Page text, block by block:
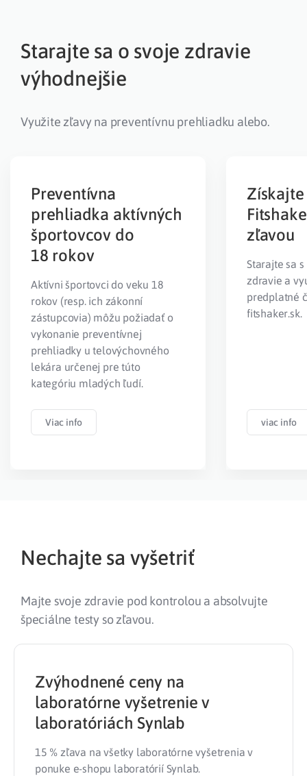
Starajte sa o svoje zdravie
výhodnejšie
Využite zľavy na preventívnu prehliadku alebo.
Preventívna
prehliadka aktívných
športovcov do
18 rokov
Aktívni športovci do veku 18
rokov (resp. ich zákonní
zástupcovia) môžu požiadať o
vykonanie preventívnej
prehliadky u telovýchovného
lekára určenej pre túto
kategóriu mladých ľudí.
Viac info
zľavou
Starajte sa
zdravie a
predplatné
fitshaker.sk.
viac info
Nechajte sa vyšetriť
Majte svoje zdravie pod kontrolou a absolvujte
špeciálne testy so zľavou.
Zvýhodnené ceny na
laboratórne vyšetrenie v
laboratóriách Synlab
15 % zľava na všetky laboratórne vyšetrenia v
ponuke e-shopu laboratórií Synlab.